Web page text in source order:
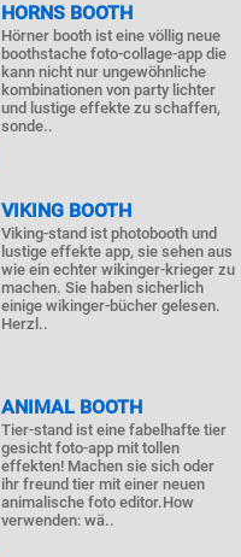
HORNS BOOTH
Hörner booth ist eine völlig neue
boothstache foto-collage-app die
kann nicht nur ungewöhnliche
kombinationen von party lichter
und lustige effekte zu schaffen,
sonde..
VIKING BOOTH
Viking-stand ist photobooth und
lustige effekte app, sie sehen aus
wie ein echter wikinger-krieger zu
machen. Sie haben sicherlich
einige wikinger-bücher gelesen.
Herzl..
ANIMAL BOOTH
Tier-stand ist eine fabelhafte tier
gesicht foto-app mit tollen
effekten! Machen sie sich oder
ihr freund tier mit einer neuen
animalische foto editor.How
verwenden: wä..